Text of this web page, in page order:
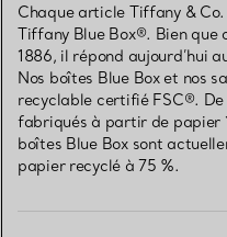
Chaque article Tiffany &
Tiffany Blue Box®. Bien que
1886, il répond aujourd’hui
Nos boîtes Blue Box et nos
recyclable certifié FSC®. De
fabriqués à partir de papier
boîtes Blue Box sont
papier recyclé à 75 %.